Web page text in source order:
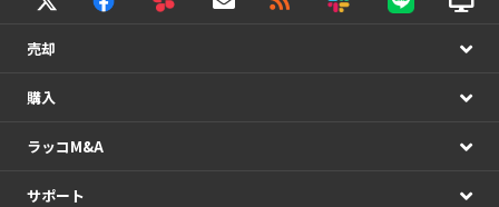
売却
購入
ラッコM&A
サポート